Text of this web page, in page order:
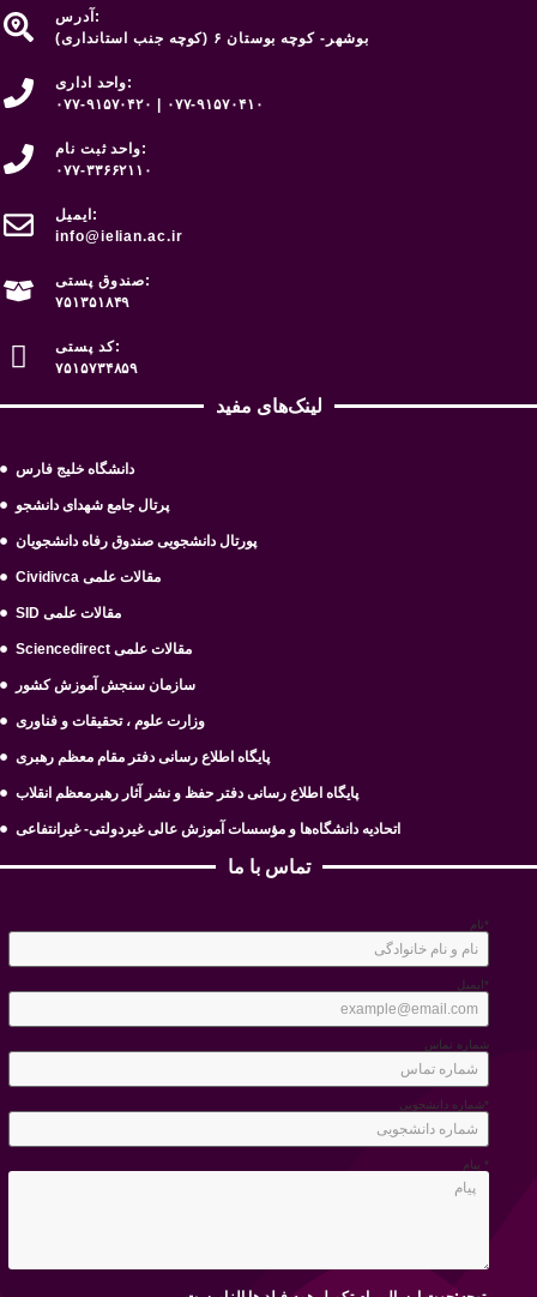
آدرس:
بوشهر- کوچه بوستان ۶ (کوچه جنب استانداری)
واحد اداری:
۰۷۷-۹۱۵۷۰۴۲۰ | ۰۷۷-۹۱۵۷۰۴۱۰
واحد ثبت نام:
۰۷۷-۳۳۶۶۲۱۱۰
ایمیل:
info@ielian.ac.ir
صندوق پستی:
۷۵۱۳۵۱۸۴۹
کد پستی:
۷۵۱۵۷۳۴۸۵۹
لینک‌های مفید
دانشگاه خلیج فارس
پرتال جامع شهدای دانشجو
پورتال دانشجویی صندوق رفاه دانشجویان
Cividivca مقالات علمی
SID مقالات علمی
Sciencedirect مقالات علمی
سازمان سنجش آموزش کشور
وزارت علوم ، تحقیقات و فناوری
پایگاه اطلاع رسانی دفتر مقام معظم رهبری
پایگاه اطلاع رسانی دفتر حفظ و نشر آثار رهبرمعظم انقلاب
اتحادیه دانشگاه‌ها و مؤسسات آموزش عالی غیردولتی- غیرانتفاعی
تماس با ما
نام*
ایمیل*
شماره تماس
شماره دانشجویی*
پیام *